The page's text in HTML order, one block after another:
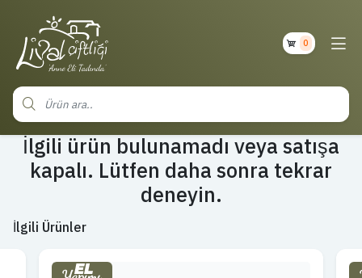
0
İlgili ürün bulunamadı veya satışa
kapalı. Lütfen daha sonra tekrar
deneyin.
İlgili Ürünler